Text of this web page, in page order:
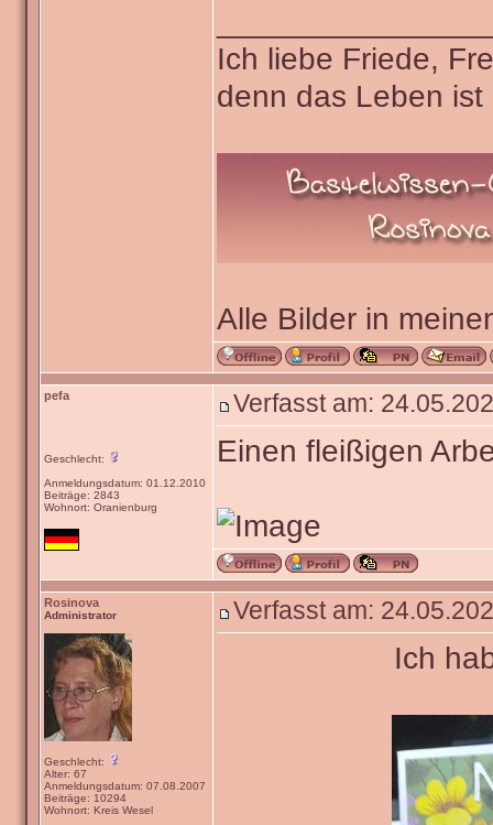
Ich liebe Friede,
denn das Leben
Alle Bilder in
pefa
Geschlecht:
Anmeldungsdatum: 01.12.2010
Beiträge: 2843
Wohnort: Oranienburg
Verfasst am:
Einen fleißigen
Rosinova
Administrator
Geschlecht:
Alter: 67
Anmeldungsdatum: 07.08.2007
Beiträge: 10294
Wohnort: Kreis Wesel
Verfasst am:
Ich